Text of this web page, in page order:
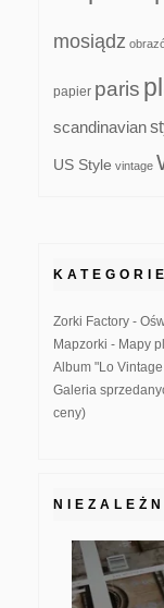
mosiądz
papier paris
scandinavian
US Style vintage
Zorki Factory -
Mapzorki - Mapy
Album "Lo
Galeria
ceny)